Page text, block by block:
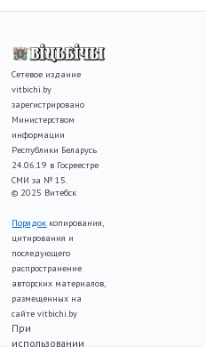
Сетевое издание
vitbichi.by
зарегистрировано
Министерством
информации
Республики Беларусь
24.06.19 в Госреестре
СМИ за № 15.
© 2025 Витебск
Порядок копирования,
цитирования и
последующего
распространение
авторских материалов,
размещенных на
сайте vitbichi.by
При
использовании